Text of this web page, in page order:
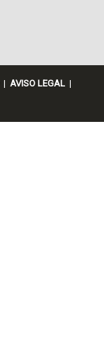
| AVISO LEGAL |